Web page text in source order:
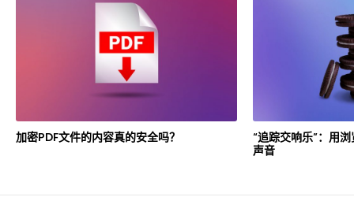
加密PDF文件的内容真的安全吗？
“追踪交响乐”：用
声音